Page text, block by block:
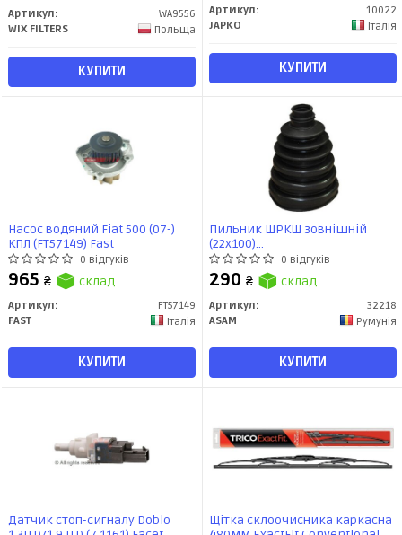
Артикул:
WA9556
WIX FILTERS
Польща
КУПИТИ
Артикул:
10022
JAPKO
Італія
КУПИТИ
Насос водяний Fiat 500 (07-)
КПЛ (FT57149) Fast
0 відгуків
965 ₴ склад
Артикул:
FT57149
FAST
Італія
КУПИТИ
Пильник ШРКШ зовнішній
(22x100)
BMW/Chevrolet/Citroen/Dacia/
(32218) Asam
0 відгуків
290 ₴ склад
Артикул:
32218
ASAM
Румунія
КУПИТИ
Датчик стоп-сигналу Doblo
Щітка склоочисника каркасна